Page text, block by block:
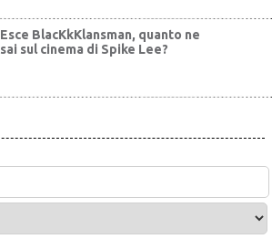
Esce BlacKkKlansman, quanto ne
sai sul cinema di Spike Lee?